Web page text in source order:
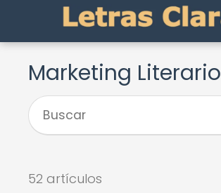
Marketing Literario
52 artículos